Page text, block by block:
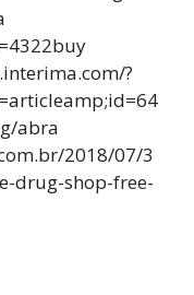
?
abra
2018/07/3
drug-shop-free-